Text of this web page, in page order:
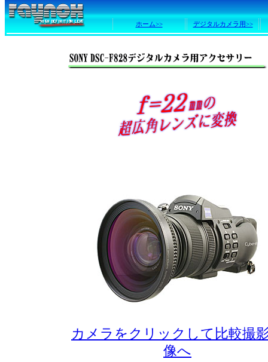
ホーム>> デジタルカメラ用>>
カメラをクリックして比較撮
像へ